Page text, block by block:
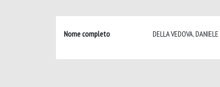
Nome completo DELLA VEDOVA,